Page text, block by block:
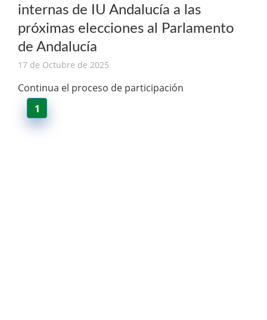
internas de IU Andalucía a las
próximas elecciones al Parlamento
de Andalucía
17 de Octubre de 2025
Continua el proceso de participación
1